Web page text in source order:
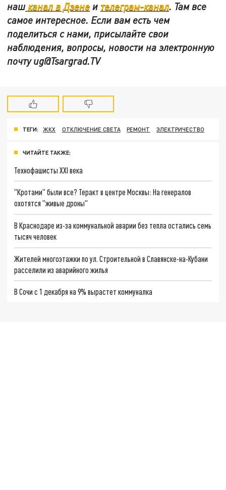
наш канал в Дзене и телеграм-канал. Там все
самое интересное. Если вам есть чем
поделиться с нами, присылайте свои
наблюдения, вопросы, новости на электронную
почтуug@Tsargrad.TV
ТЕГИ: ЖКХ ОТКЛЮЧЕНИЕ СВЕТА РЕМОНТ ЭЛЕКТРИЧЕСТВО
ЧИТАЙТЕ ТАКЖЕ:
Технофашисты XXI века
"Кротами" были все? Теракт в центре Москвы: На генералов
охотятся "живые дроны"
В Краснодаре из-за коммунальной аварии без тепла остались семь
тысяч человек
Жителей многоэтажки по ул. Строительной в Славянске-на-Кубани
расселили из аварийного жилья
В Сочи с 1 декабря на 9% вырастет коммуналка